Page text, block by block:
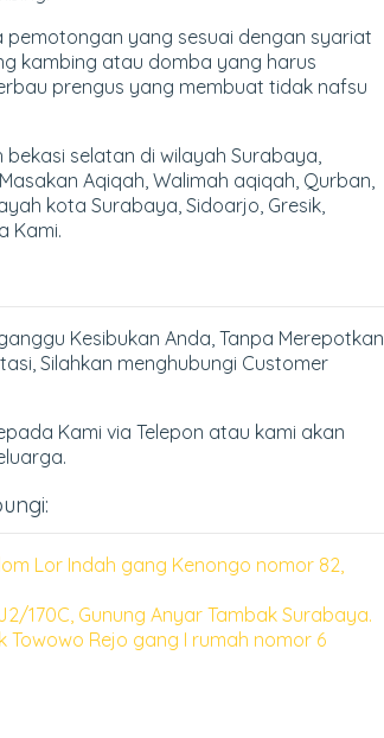
yang sesuai dengan syariat
kambing atau domba yang harus
prengus yang membuat tidak nafsu
selatan di wilayah Surabaya,
Aqiqah, Walimah aqiqah, Qurban,
kota Surabaya, Sidoarjo, Gresik,
Kami.
Kesibukan Anda, Tanpa Merepotkan
Silahkan menghubungi Customer
Kami via Telepon atau kami akan
Lor Indah gang Kenongo nomor 82,
170C, Gunung Anyar Tambak Surabaya.
Towowo Rejo gang I rumah nomor 6